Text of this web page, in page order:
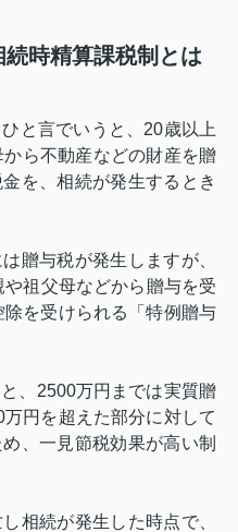
時精算課税制とは
と言でいうと、 20歳以上
ら不動産などの財産を贈
を、相続が発生するとき
贈与税が発生しますが、
や祖父母などから贈与を受
除を受けられる「特例贈与
、 2500万円までは実質贈
万円を超えた部分に対して
、一見節税効果が高い制
相続が発生した時点で、